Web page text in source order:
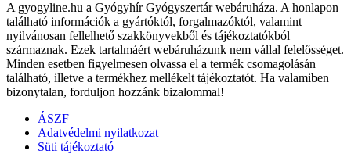
A gyogyline.hu a Gyógyhír Gyógyszertár webáruháza. A honlapon
található információk a gyártóktól, forgalmazóktól, valamint
nyilvánosan fellelhető szakkönyvekből és tájékoztatókból
származnak. Ezek tartalmáért webáruházunk nem vállal felelősséget.
Minden esetben figyelmesen olvassa el a termék csomagolásán
található, illetve a termékhez mellékelt tájékoztatót. Ha valamiben
bizonytalan, forduljon hozzánk bizalommal!
ÁSZF
Adatvédelmi nyilatkozat
Süti tájékoztató